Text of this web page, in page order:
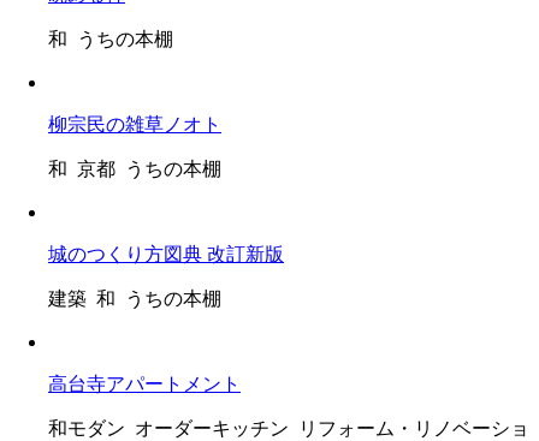
和 うちの本棚
柳宗民の雑草ノオト
和 京都 うちの本棚
城のつくり方図典 改訂新版
建築 和 うちの本棚
高台寺アパートメント
和モダン オーダーキッチン リフォーム・リノベーショ